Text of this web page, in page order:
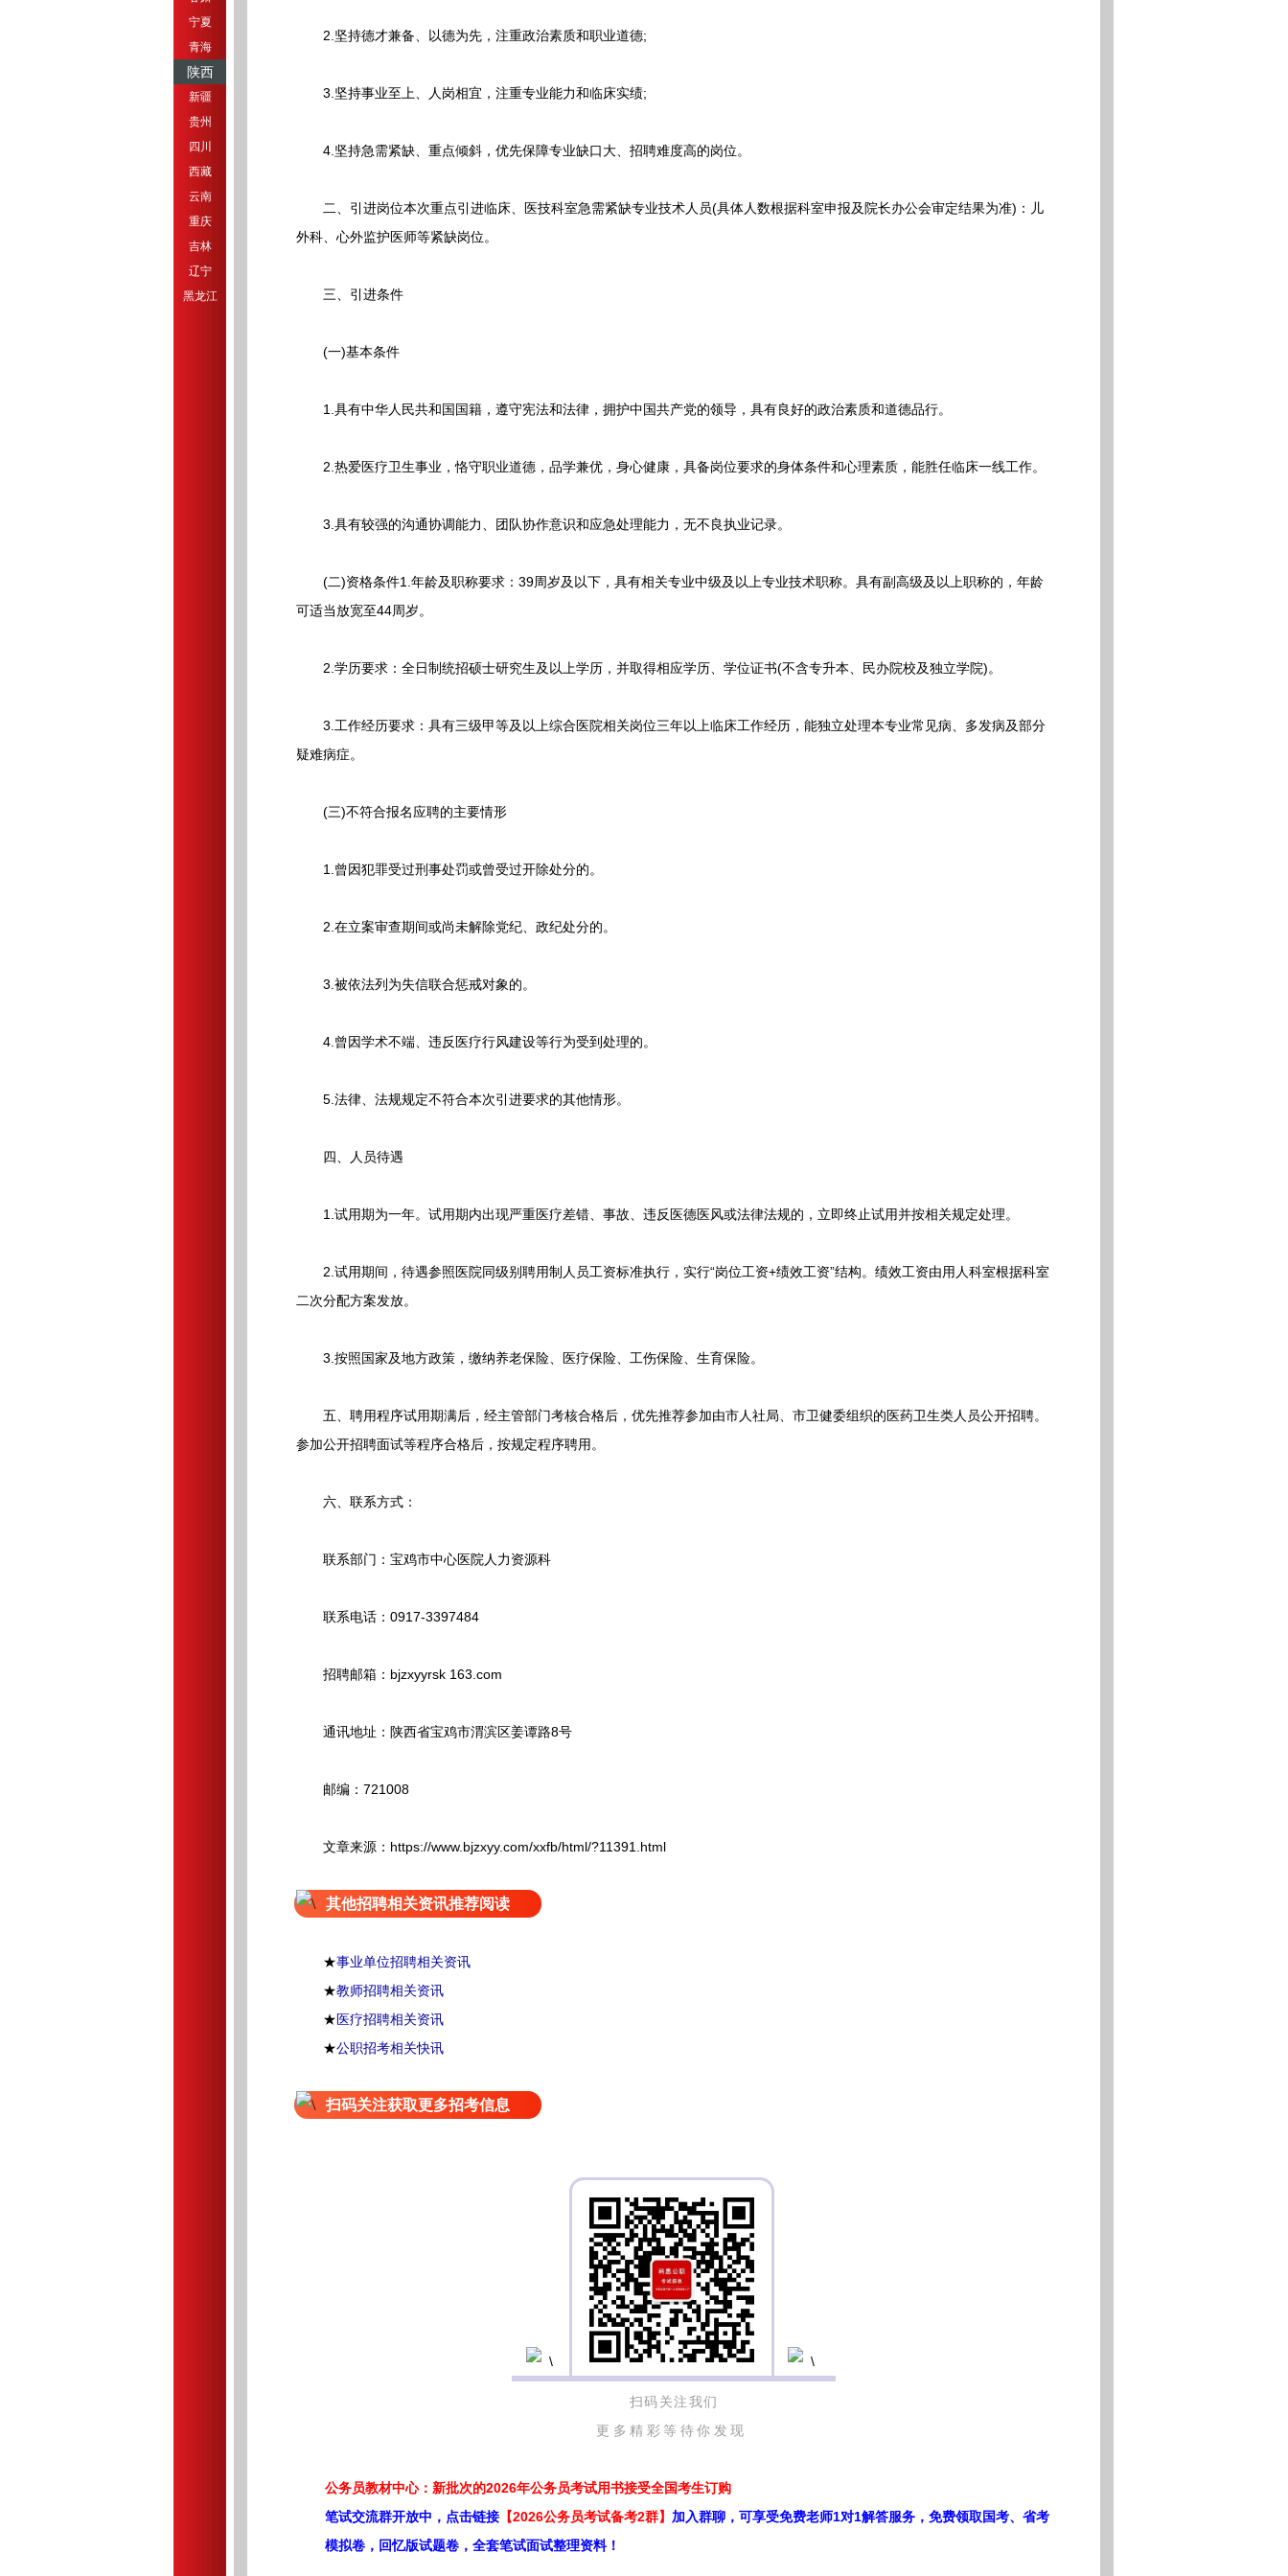
宁夏
青海
陕西
新疆
贵州
四川
西藏
云南
重庆
吉林
辽宁
黑龙江
2.坚持德才兼备、以德为先，注重政治素质和职业道德;
3.坚持事业至上、人岗相宜，注重专业能力和临床实绩;
4.坚持急需紧缺、重点倾斜，优先保障专业缺口大、招聘难度高的岗位。
二、引进岗位本次重点引进临床、医技科室急需紧缺专业技术人员(具体人数根据科室申报及院长办公会审定结果为准)：儿
外科、心外监护医师等紧缺岗位。
三、引进条件
(一)基本条件
1.具有中华人民共和国国籍，遵守宪法和法律，拥护中国共产党的领导，具有良好的政治素质和道德品行。
2.热爱医疗卫生事业，恪守职业道德，品学兼优，身心健康，具备岗位要求的身体条件和心理素质，能胜任临床一线工作。
3.具有较强的沟通协调能力、团队协作意识和应急处理能力，无不良执业记录。
(二)资格条件1.年龄及职称要求：39周岁及以下，具有相关专业中级及以上专业技术职称。具有副高级及以上职称的，年龄
可适当放宽至44周岁。
2.学历要求：全日制统招硕士研究生及以上学历，并取得相应学历、学位证书(不含专升本、民办院校及独立学院)。
3.工作经历要求：具有三级甲等及以上综合医院相关岗位三年以上临床工作经历，能独立处理本专业常见病、多发病及部分
疑难病症。
(三)不符合报名应聘的主要情形
1.曾因犯罪受过刑事处罚或曾受过开除处分的。
2.在立案审查期间或尚未解除党纪、政纪处分的。
3.被依法列为失信联合惩戒对象的。
4.曾因学术不端、违反医疗行风建设等行为受到处理的。
5.法律、法规规定不符合本次引进要求的其他情形。
四、人员待遇
1.试用期为一年。试用期内出现严重医疗差错、事故、违反医德医风或法律法规的，立即终止试用并按相关规定处理。
2.试用期间，待遇参照医院同级别聘用制人员工资标准执行，实行“岗位工资+绩效工资”结构。绩效工资由用人科室根据科室
二次分配方案发放。
3.按照国家及地方政策，缴纳养老保险、医疗保险、工伤保险、生育保险。
五、聘用程序试用期满后，经主管部门考核合格后，优先推荐参加由市人社局、市卫健委组织的医药卫生类人员公开招聘。
参加公开招聘面试等程序合格后，按规定程序聘用。
六、联系方式：
联系部门：宝鸡市中心医院人力资源科
联系电话：0917-3397484
招聘邮箱：bjzxyyrsk 163.com
通讯地址：陕西省宝鸡市渭滨区姜谭路8号
邮编：721008
文章来源：https://www.bjzxyy.com/xxfb/html/?11391.html
其他招聘相关资讯推荐阅读
★事业单位招聘相关资讯
★教师招聘相关资讯
★医疗招聘相关资讯
★公职招考相关快讯
扫码关注获取更多招考信息
扫码关注我们
更多精彩等待你发现
公务员教材中心：新批次的2026年公务员考试用书接受全国考生订购
笔试交流群开放中，点击链接 【2026公务员考试备考2群】 加入群聊，可享受免费老师1对1解答服务，免费领取国考、省考
模拟卷，回忆版试题卷，全套笔试面试整理资料！